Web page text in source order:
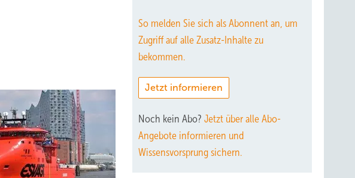
So melden Sie sich als Abonnent an, um
Zugriff auf alle Zusatz-Inhalte zu
bekommen.
Jetzt informieren
Noch kein Abo? Jetzt über alle Abo-
Angebote informieren und
Wissensvorsprung sichern.